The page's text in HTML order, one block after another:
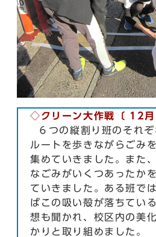
◇クリーン大作戦〔 12月
６つの縦割り班のそれぞ
ルートを歩きながらごみ
集めていきました。また
なごみがいくつあったか
ていきました。ある班で
ばこの吸い殻が落ちてい
想も聞かれ、校区内の美
かりと取り組めました。